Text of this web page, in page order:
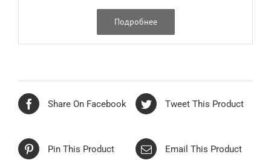
Подробнее
Share On Facebook Tweet This Product
Pin This Product Email This Product